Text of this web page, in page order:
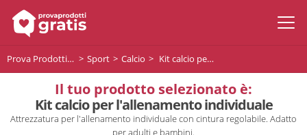
Prova Prodotti Gratis Sport Calcio Kit calcio per l'allenamento individuale
Il tuo prodotto selezionato è:
Kit calcio per l'allenamento individuale
Attrezzatura per l'allenamento individuale con cintura regolabile. Adatto
per adulti e bambini.